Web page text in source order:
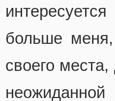
больше
своего